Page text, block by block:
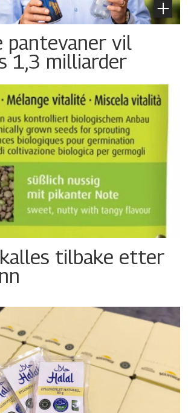
pantevaner vil
1,3 milliarder
tilbake etter